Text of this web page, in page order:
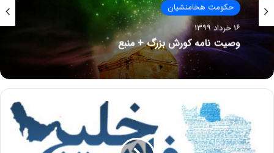
حکومت هخامنشیان
۵ بهمن ۱۳۹۶
دانستنیهای سلسله ی هخامنشیان